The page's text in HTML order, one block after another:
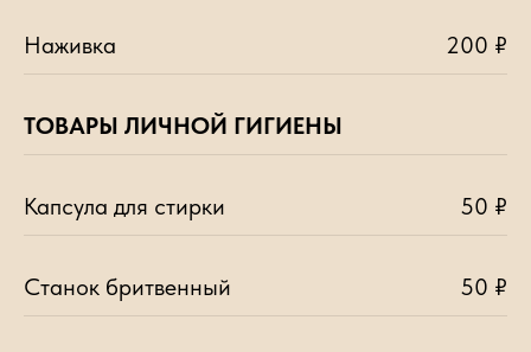
Наживка 200 ₽
ТОВАРЫ ЛИЧНОЙ ГИГИЕНЫ
Капсула для стирки 50 ₽
Станок бритвенный 50 ₽